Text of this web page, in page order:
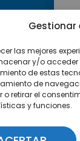
Gestionar
las mejores
y/o acceder
de estas
de
o retirar el
y funciones.